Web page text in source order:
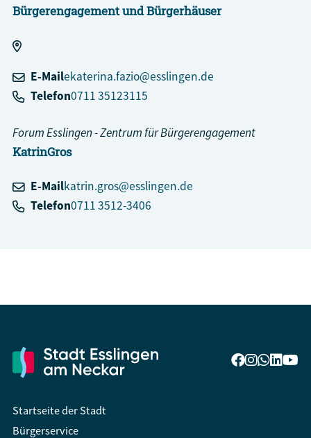
Bürgerengagement und Bürgerhäuser
E-Mailekaterina.fazio@esslingen.de
Telefon0711 35123115
KatrinGros
Forum Esslingen - Zentrum für Bürgerengagement
E-Mailkatrin.gros@esslingen.de
Telefon0711 3512-3406
Startseite der Stadt
Bürgerservice